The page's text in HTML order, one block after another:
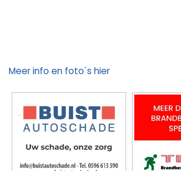
Meer info en foto`s hier
Foto's